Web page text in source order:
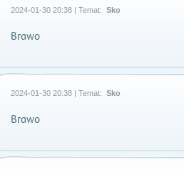
2024-01-30 20:38 | Temat: Sko
Brawo
2024-01-30 20:38 | Temat: Sko
Brawo